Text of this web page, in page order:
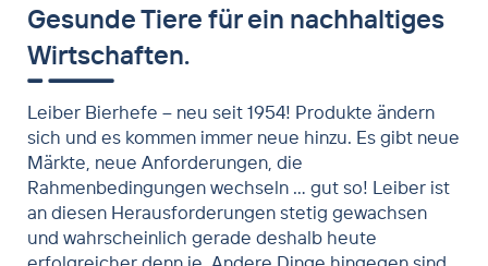
Gesunde Tiere für ein nachhaltiges
Wirtschaften.
Leiber Bierhefe – neu seit 1954! Produkte ändern
sich und es kommen immer neue hinzu. Es gibt neue
Märkte, neue Anforderungen, die
Rahmenbedingungen wechseln … gut so! Leiber ist
an diesen Herausforderungen stetig gewachsen
und wahrscheinlich gerade deshalb heute